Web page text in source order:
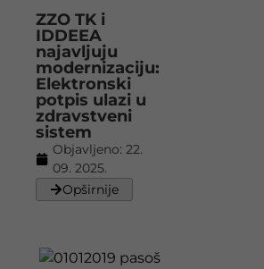
ZZO TK i
IDDEEA
najavljuju
modernizaciju:
Elektronski
potpis ulazi u
zdravstveni
sistem
Objavljeno: 22.
09. 2025.
Opširnije